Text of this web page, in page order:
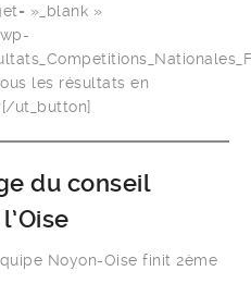
»_blank »
les résultats en
ut_button]
du conseil
Noyon-Oise finit 2ème